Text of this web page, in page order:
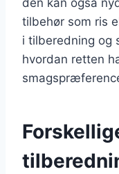
tilbehør som ris
i tilberedning og
hvordan retten